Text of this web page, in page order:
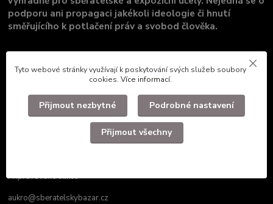
podporu ani propagaci jakékoli ideologie či hnutí
směřujícího k potlačení práv a svobod člověka.
Právě probíhající aukce od 1kč
Připravované aukce
aukro@sberatelskybazar.cz
Tyto webové stránky využívají k poskytování svých služeb soubory
cookies. Více informací.
Přijmout nezbytné Podrobné nastavení
Přijmout všechny